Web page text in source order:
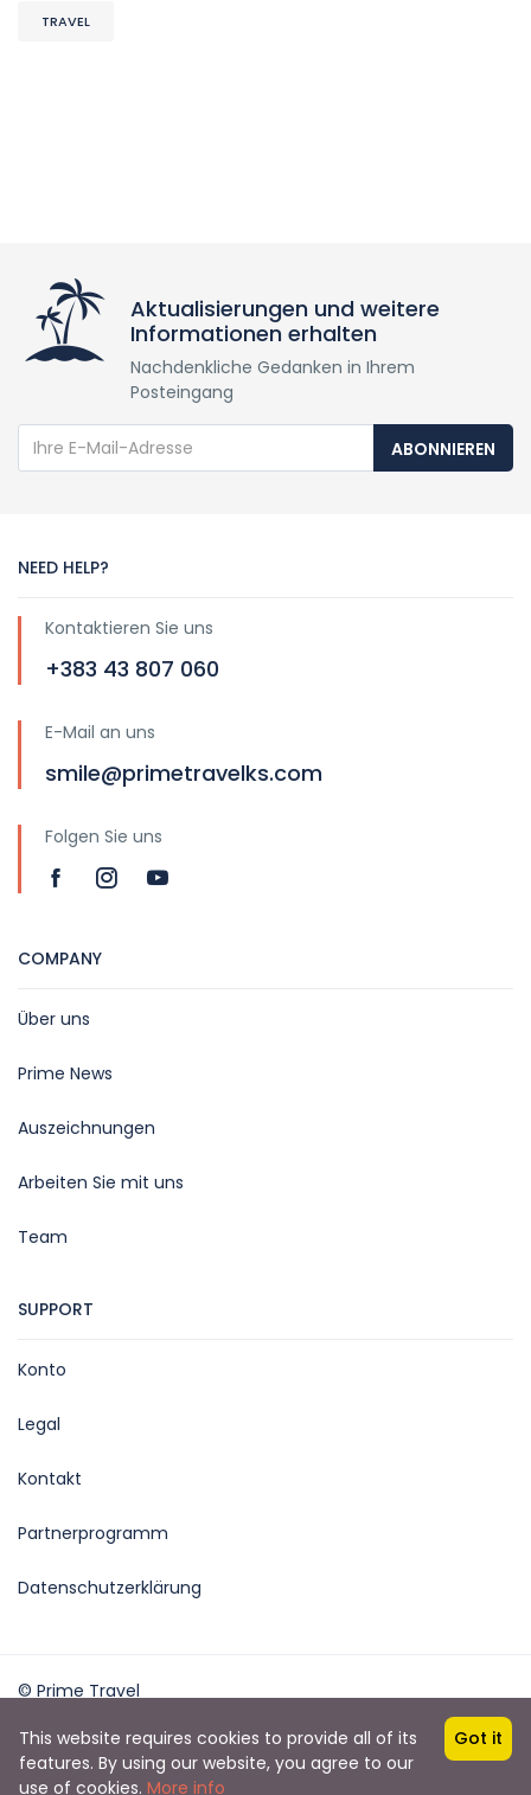
TRAVEL
Aktualisierungen und weitere
Informationen erhalten
Nachdenkliche Gedanken in Ihrem
Posteingang
ABONNIEREN
NEED HELP?
Kontaktieren Sie uns
+383 43 807 060
E-Mail an uns
smile@primetravelks.com
Folgen Sie uns
COMPANY
Über uns
Prime News
Auszeichnungen
Arbeiten Sie mit uns
Team
SUPPORT
Konto
Legal
Kontakt
Partnerprogramm
Datenschutzerklärung
© Prime Travel
Powered: outwork.ch
and request()->cookie('booking_cookie_agreement_enable')
This website requires cookies to provide all of its
features. By using our website, you agree to our
use of cookies. More info
Got it